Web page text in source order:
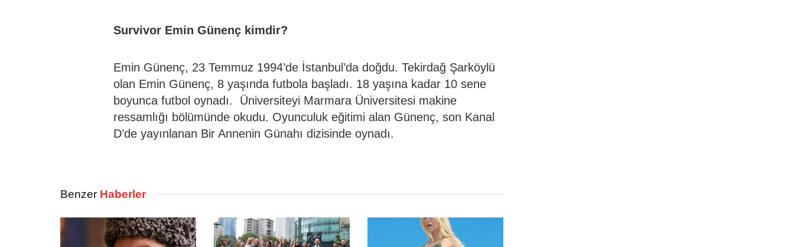
Survivor Emin Günenç kimdir?
Emin Günenç, 23 Temmuz 1994’de İstanbul’da doğdu. Tekirdağ Şarköylü
olan Emin Günenç, 8 yaşında futbola başladı. 18 yaşına kadar 10 sene
boyunca futbol oynadı. Üniversiteyi Marmara Üniversitesi makine
ressamlığı bölümünde okudu. Oyunculuk eğitimi alan Günenç, son Kanal
D’de yayınlanan Bir Annenin Günahı dizisinde oynadı.
Benzer Haberler